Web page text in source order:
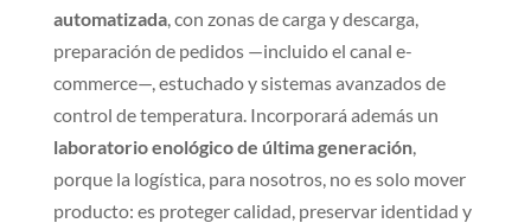
automatizada, con zonas de carga y descarga,
preparación de pedidos —incluido el canal e-
commerce—, estuchado y sistemas avanzados de
control de temperatura. Incorporará además un
laboratorio enológico de última generación,
porque la logística, para nosotros, no es solo mover
producto: es proteger calidad, preservar identidad y